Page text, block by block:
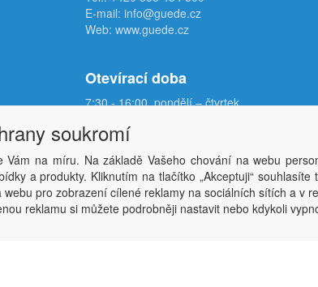
E-mail: info@guede.cz
Web: www.guede.cz
Otevírací doba
7:30 - 16:00, pondělí – čtvrtek
Copyright © ABRA Software a.s. 2026,
soukromí
Vám na míru. Na základě Vašeho chování na webu
a produkty. Kliknutím na tlačítko „Akceptuji“
webu pro zobrazení cílené reklamy na sociálních sítích a v
reklamu si můžete podrobněji nastavit nebo kdykoli